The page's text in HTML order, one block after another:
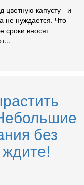
цветную капусту - и
не нуждается. Что
сроки вносят
без